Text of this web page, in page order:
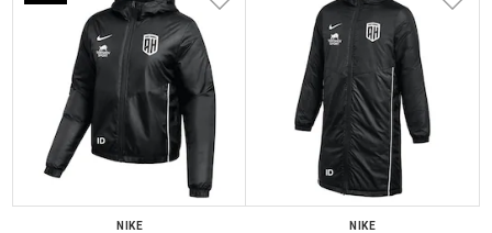
NIKE NIKE